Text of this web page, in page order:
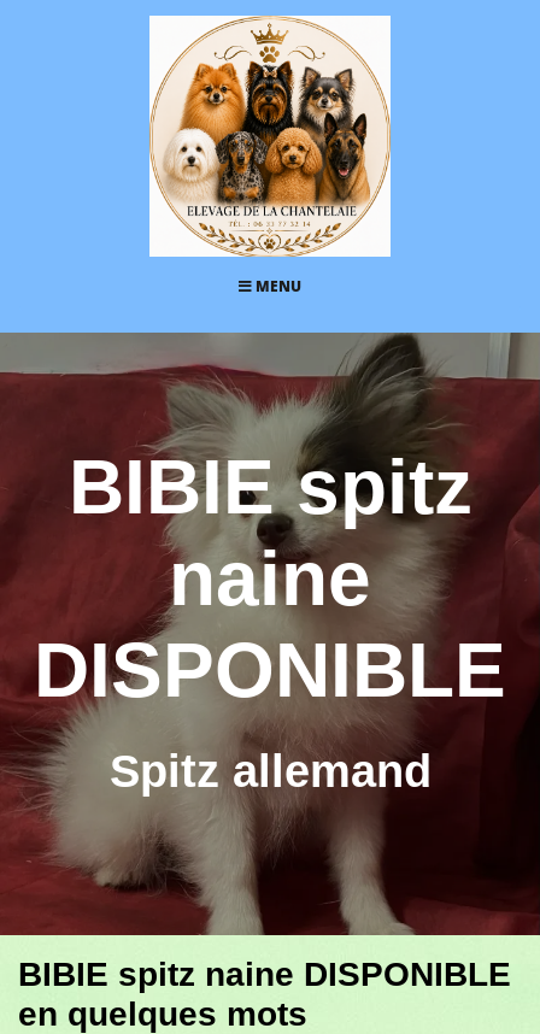
MENU
BIBIE spitz
naine
DISPONIBLE
Spitz allemand
BIBIE spitz naine DISPONIBLE
en quelques mots